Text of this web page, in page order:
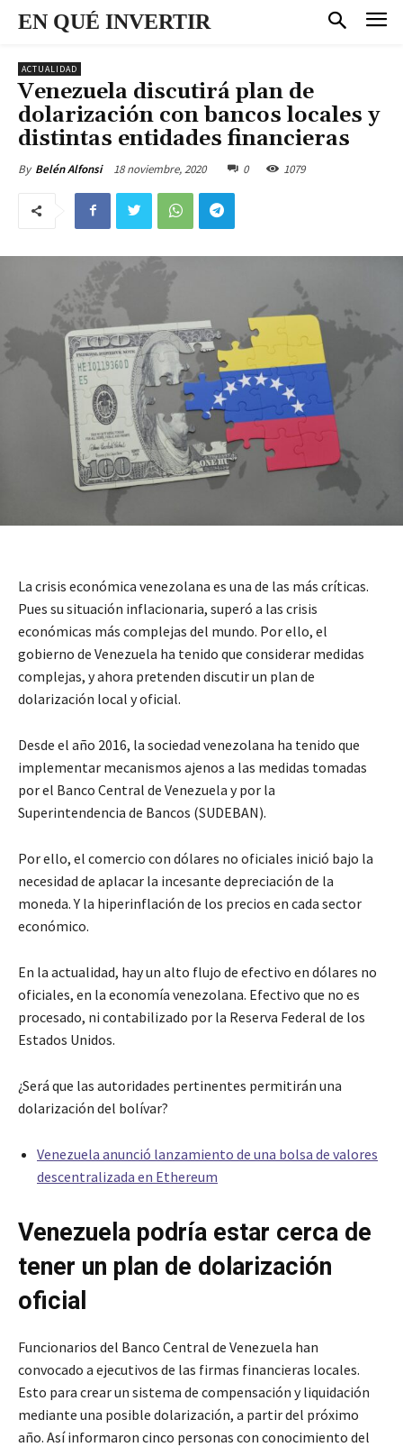
EN QUÉ INVERTIR
ACTUALIDAD
Venezuela discutirá plan de
dolarización con bancos locales y
distintas entidades financieras
By Belén Alfonsi 18 noviembre, 2020 0 1079
La crisis económica venezolana es una de las más críticas.
Pues su situación inflacionaria, superó a las crisis
económicas más complejas del mundo. Por ello, el
gobierno de Venezuela ha tenido que considerar medidas
complejas, y ahora pretenden discutir un plan de
dolarización local y oficial.
Desde el año 2016, la sociedad venezolana ha tenido que
implementar mecanismos ajenos a las medidas tomadas
por el Banco Central de Venezuela y por la
Superintendencia de Bancos (SUDEBAN).
Por ello, el comercio con dólares no oficiales inició bajo la
necesidad de aplacar la incesante depreciación de la
moneda. Y la hiperinflación de los precios en cada sector
económico.
En la actualidad, hay un alto flujo de efectivo en dólares no
oficiales, en la economía venezolana. Efectivo que no es
procesado, ni contabilizado por la Reserva Federal de los
Estados Unidos.
¿Será que las autoridades pertinentes permitirán una
dolarización del bolívar?
Venezuela anunció lanzamiento de una bolsa de valores
descentralizada en Ethereum
Venezuela podría estar cerca de
tener un plan de dolarización
oficial
Funcionarios del Banco Central de Venezuela han
convocado a ejecutivos de las firmas financieras locales.
Esto para crear un sistema de compensación y liquidación
mediante una posible dolarización, a partir del próximo
año. Así informaron cinco personas con conocimiento del